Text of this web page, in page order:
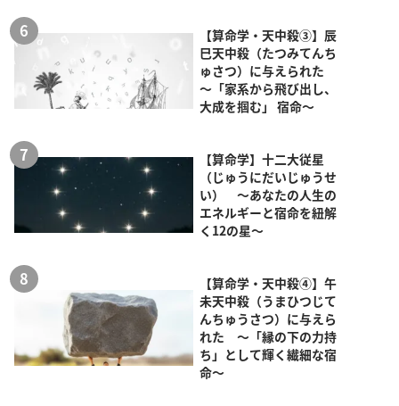
【算命学・天中殺③】辰
巳天中殺（たつみてんち
ゅさつ）に与えられた
～「家系から飛び出し、
大成を掴む」 宿命～
【算命学】十二大従星
（じゅうにだいじゅうせ
い） ～あなたの人生の
エネルギーと宿命を紐解
く12の星～
【算命学・天中殺④】午
未天中殺（うまひつじて
んちゅうさつ）に与えら
れた ～「縁の下の力持
ち」として輝く繊細な宿
命～